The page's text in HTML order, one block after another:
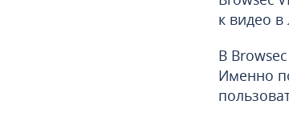
к видео
В
Именно